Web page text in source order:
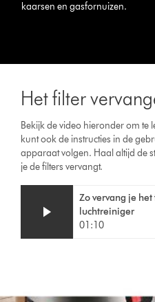
kaarsen en gasfornuizen.
Het filter
Bekijk de video hieronder om te
kunt ook de instructies in de
apparaat volgen. Haal altijd de
je de filters vervangt.
Transcript
openen
Zo vervang je
luchtreiniger
01:10